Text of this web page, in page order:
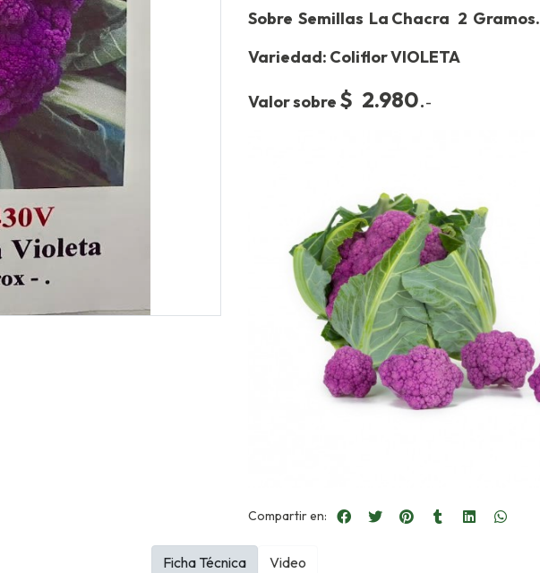
Sobre Semillas La Chacra 2 Gramos.
Variedad: Coliflor VIOLETA
Valor sobre $ 2.980.-
Compartir en:
Ficha Técnica Video